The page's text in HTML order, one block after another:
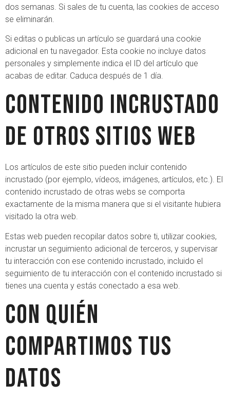
dos semanas. Si sales de tu cuenta, las cookies de acceso
se eliminarán.
Si editas o publicas un artículo se guardará una cookie
adicional en tu navegador. Esta cookie no incluye datos
personales y simplemente indica el ID del artículo que
acabas de editar. Caduca después de 1 día.
Contenido incrustado
de otros sitios web
Los artículos de este sitio pueden incluir contenido
incrustado (por ejemplo, vídeos, imágenes, artículos, etc.). El
contenido incrustado de otras webs se comporta
exactamente de la misma manera que si el visitante hubiera
visitado la otra web.
Estas web pueden recopilar datos sobre ti, utilizar cookies,
incrustar un seguimiento adicional de terceros, y supervisar
tu interacción con ese contenido incrustado, incluido el
seguimiento de tu interacción con el contenido incrustado si
tienes una cuenta y estás conectado a esa web.
Con quién
compartimos tus
datos